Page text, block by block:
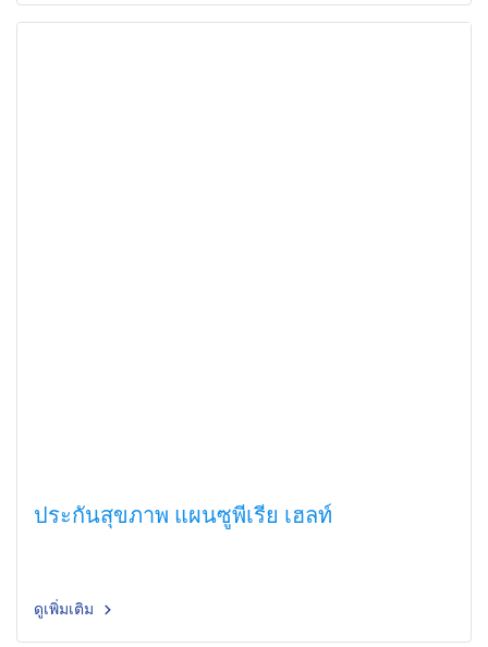
ประกันสุขภาพ แผนซูพีเรีย เฮลท์
ดูเพิ่มเติม